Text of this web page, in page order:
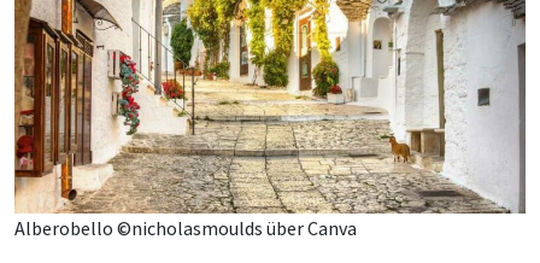
Alberobello ©nicholasmoulds über Canva